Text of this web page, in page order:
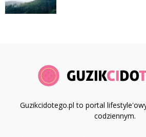
Guzikcidotego.pl to portal
codziennym.